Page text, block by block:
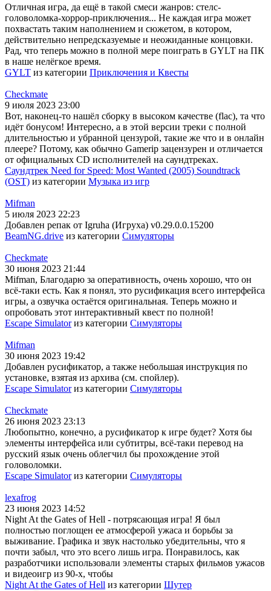
Отличная игра, да ещё в такой смеси жанров: стелс-
головоломка-хоррор-приключения... Не каждая игра может
похвастать таким наполнением и сюжетом, в котором,
действительно непредсказуемые и неожиданные концовки.
Рад, что теперь можно в полной мере поиграть в GYLT на ПК
в наше нелёгкое время.
GYLT из категории Приключения и Квесты
Checkmate
9 июля 2023 23:00
Вот, наконец-то нашёл сборку в высоком качестве (flac), та что
идёт бонусом! Интересно, а в этой версии треки с полной
длительностью и убранной цензурой, такие же что и в онлайн
плеере? Потому, как обычно Gamerip зацензурен и отличается
от официальных CD исполнителей на саундтреках.
Саундтрек Need for Speed: Most Wanted (2005) Soundtrack
(OST) из категории Музыка из игр
Mifman
5 июля 2023 22:23
Добавлен репак от Igruha (Игруха) v0.29.0.0.15200
BeamNG.drive из категории Симуляторы
Checkmate
30 июня 2023 21:44
Mifman, Благодарю за оперативность, очень хорошо, что он
всё-таки есть. Как я понял, это русификация всего интерфейса
игры, а озвучка остаётся оригинальная. Теперь можно и
опробовать этот интерактивный квест по полной!
Escape Simulatorиз категории Симуляторы
Mifman
30 июня 2023 19:42
Добавлен русификатор, а также небольшая инструкция по
установке, взятая из архива (см. спойлер).
Escape Simulatorиз категории Симуляторы
Checkmate
26 июня 2023 23:13
Любопытно, конечно, а русификатор к игре будет? Хотя бы
элементы интерфейса или субтитры, всё-таки перевод на
русский язык очень облегчил бы прохождение этой
головоломки.
Escape Simulatorиз категории Симуляторы
lexafrog
23 июня 2023 14:52
Night At the Gates of Hell - потрясающая игра! Я был
полностью поглощен ее атмосферой ужаса и борьбы за
выживание. Графика и звук настолько убедительны, что я
почти забыл, что это всего лишь игра. Понравилось, как
разработчики использовали элементы старых фильмов ужасов
и видеоигр из 90-х, чтобы
Night At the Gates of Hell из категории Шутер